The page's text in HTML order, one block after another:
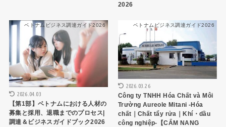
2026
ベトナムビジネス調達ガイド2026
2026.04.03
【第1部】ベトナムにおける人材の
募集と採用、退職までのプロセス|
調達＆ビジネスガイドブック2026
ベトナムビジネス調達ガイド2026
2026.03.26
Công ty TNHH Hóa Chất và Môi
Trường Aureole Mitani -Hóa
chất｜Chất tẩy rửa｜Khí・dầu
công nghiệp-【CẨM NANG